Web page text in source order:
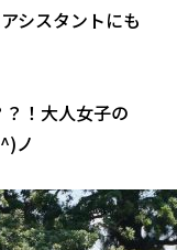
スタントにも
！大人女子の
ノ